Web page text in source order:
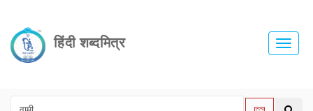
हिंदी शब्दमित्र